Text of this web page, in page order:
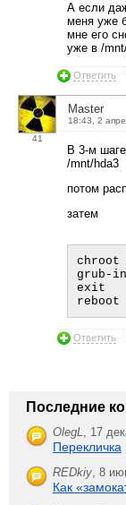
А если
меня уже
мне его
уже в /
Ответить
41
Master
18:43, 2
В 3-м
/mnt/hda3
потом
затем
chroot
grub-
exit
Ответить
Последние
OlegL, 17
Перекличка
REDkiy, 8
Как